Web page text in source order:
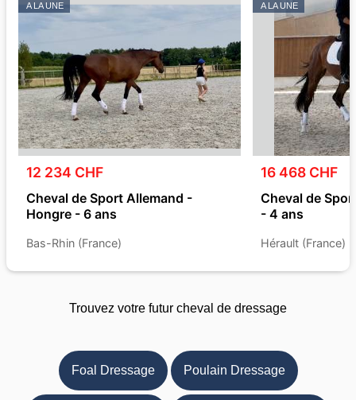
A LA UNE
12 234 CHF
Cheval de Sport Allemand -
Hongre - 6 ans
Bas-Rhin (France)
A LA UNE
16 468 CHF
Cheval de
- 4 ans
Hérault (France)
Trouvez votre futur cheval de dressage
Foal Dressage Poulain Dressage